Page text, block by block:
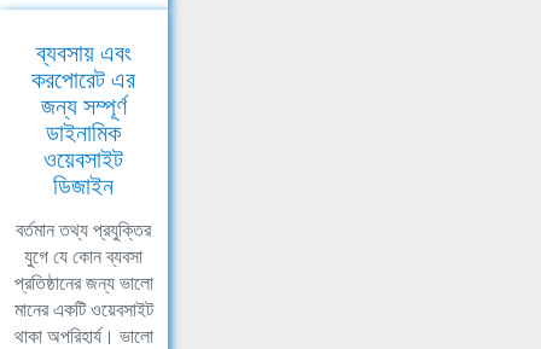
ব্যবসায় এবং
করপোরেট এর
জন্য সম্পূর্ণ
ডাইনামিক
ওয়েবসাইট
ডিজাইন
বর্তমান তথ্য প্রযুক্তির
যুগে যে কোন ব্যবসা
প্রতিষ্ঠানের জন্য ভালো
মানের একটি ওয়েবসাইট
থাকা অপরিহার্য। ভালো